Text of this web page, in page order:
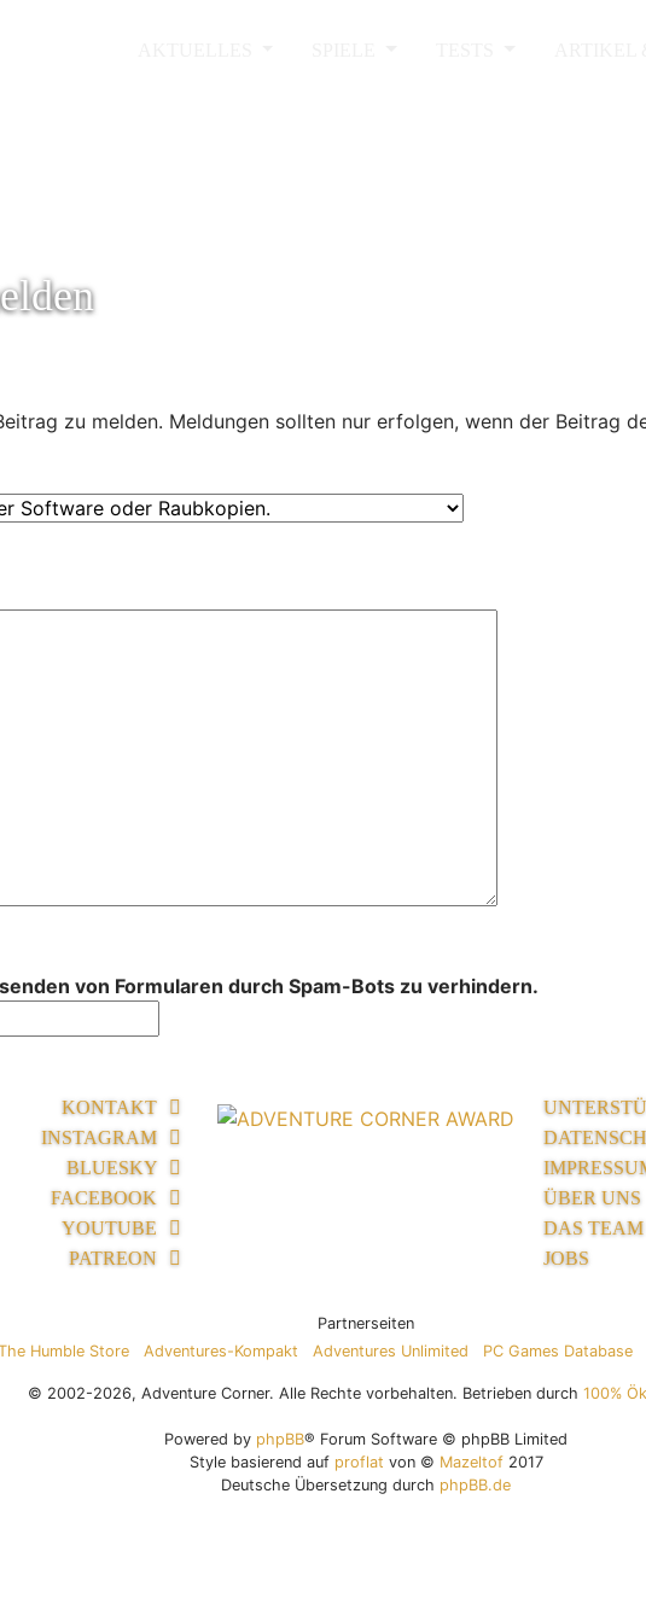
zu melden. Meldungen sollten nur erfolgen, wenn der Beitrag
von Formularen durch Spam-Bots zu verhindern.
KONTAKT
INSTAGRAM
BLUESKY
FACEBOOK
YOUTUBE
PATREON
ÜBER UNS
DAS TEAM
JOBS
Partnerseiten
Humble Store
Adventures-Kompakt Adventures Unlimited PC Games Database
© 2002-2026, Adventure Corner. Alle Rechte vorbehalten. Betrieben durch 100%
Powered by phpBB® Forum Software © phpBB Limited
Style basierend auf proflat von © Mazeltof2017
Deutsche Übersetzung durch phpBB.de